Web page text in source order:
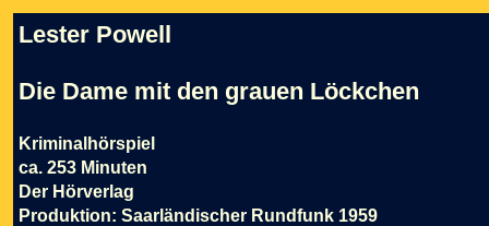
Lester Powell
Die Dame mit den grauen Löckchen
Kriminalhörspiel
ca. 253 Minuten
Der Hörverlag
Produktion: Saarländischer Rundfunk 1959